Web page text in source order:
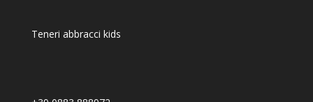
Teneri abbracci kids